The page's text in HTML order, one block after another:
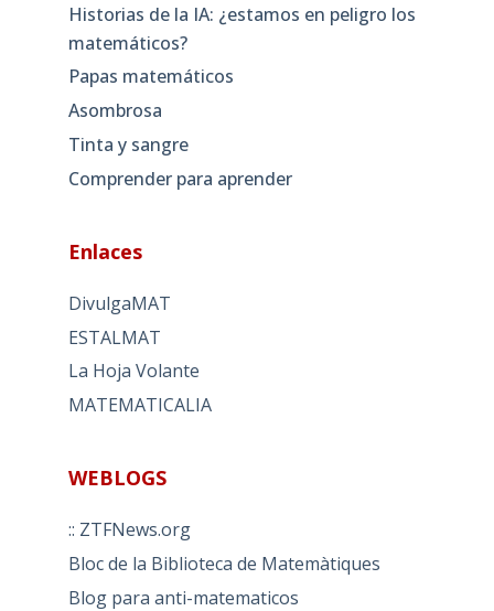
Historias de la IA: ¿estamos en peligro los
matemáticos?
Papas matemáticos
Asombrosa
Tinta y sangre
Comprender para aprender
Enlaces
DivulgaMAT
ESTALMAT
La Hoja Volante
MATEMATICALIA
WEBLOGS
:: ZTFNews.org
Bloc de la Biblioteca de Matemàtiques
Blog para anti-matematicos